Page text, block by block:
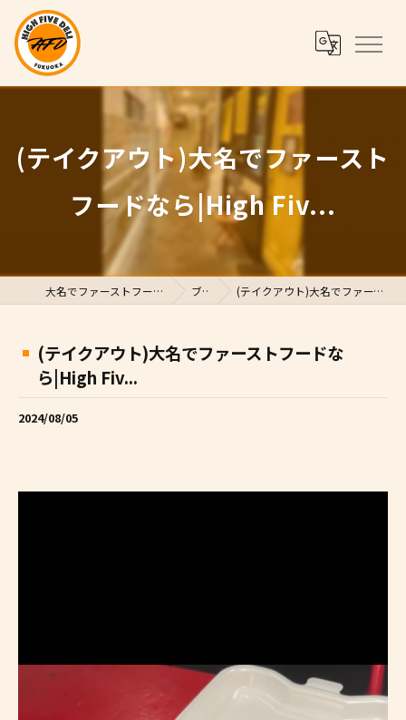
(テイクアウト)大名でファースト
フードなら|High Fiv...
大名でファーストフードならHigh Five Deli ブログ (テイクアウト)大名でファーストフードなら|High Fiv...
(テイクアウト)大名でファーストフードな
ら|High Fiv...
2024/08/05